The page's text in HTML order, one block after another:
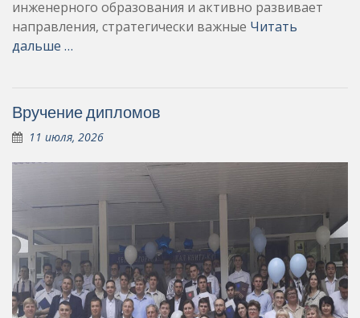
инженерного образования и активно развивает
направления, стратегически важные Читать
дальше …
Вручение дипломов
11 июля, 2026